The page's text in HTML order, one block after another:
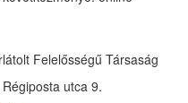
Felelősségű Társaság
utca 9.